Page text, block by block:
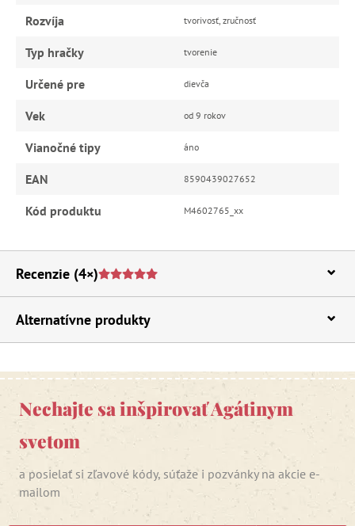
Rozvíja tvorivosť, zručnosť
Typ hračky tvorenie
Určené pre dievča
Vek od 9 rokov
Vianočné tipy áno
EAN 8590439027652
Kód produktu M4602765_xx
Recenzie (4×)
Alternatívne produkty
Nechajte sa inšpirovať Agátinym
svetom
a posielať si zľavové kódy, súťaže i pozvánky na akcie e-
mailom